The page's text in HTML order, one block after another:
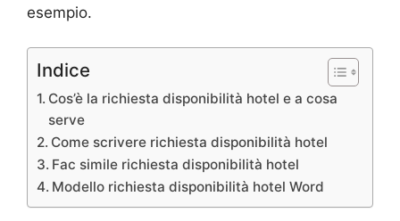
esempio.
Indice
Cos’è la richiesta disponibilità hotel e a cosa
serve
Come scrivere richiesta disponibilità hotel
Fac simile richiesta disponibilità hotel
Modello richiesta disponibilità hotel Word